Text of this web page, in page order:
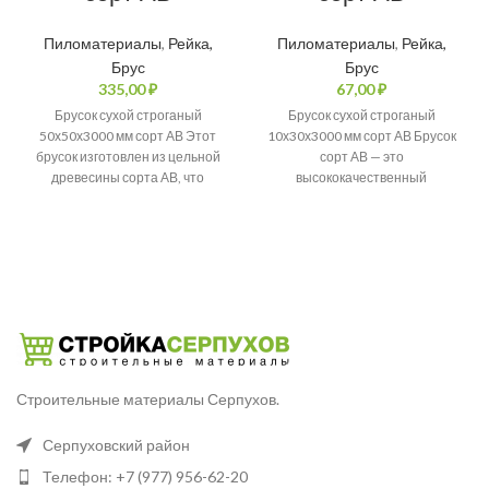
Пиломатериалы, Рейка,
Брус
₽
Брусок сухой строганый
50х50х3000 мм сорт АВ Этот
брусок изготовлен из цельной
древесины сорта АВ, что
Пиломатериалы, Рейка,
Брус
₽
Брусок сухой строганый
10х30х3000 мм сорт АВ Брусок
сорт АВ — это
высококачественный
Строительные материалы Серпухов.
Серпуховский район
Телефон: +7 (977) 956-62-20